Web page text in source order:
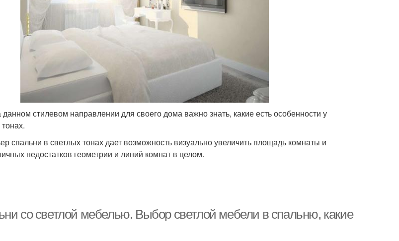
стилевом направлении для своего дома важно знать, какие есть особенности у
спальни в светлых тонах дает возможность визуально увеличить площадь комнаты и
недостатков геометрии и линий комнат в целом.
со светлой мебелью. Выбор светлой мебели в спальню, какие